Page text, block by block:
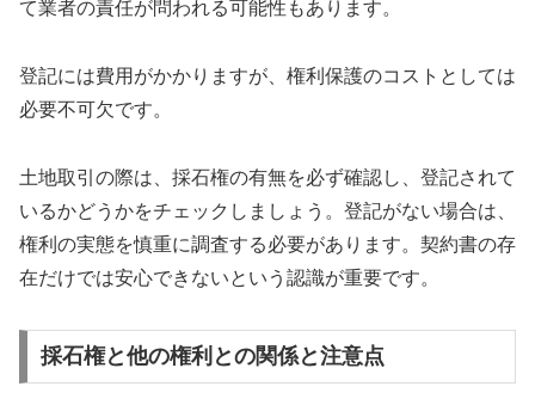
て業者の責任が問われる可能性もあります。
登記には費用がかかりますが、権利保護のコストとしては
必要不可欠です。
土地取引の際は、採石権の有無を必ず確認し、登記されて
いるかどうかをチェックしましょう。登記がない場合は、
権利の実態を慎重に調査する必要があります。契約書の存
在だけでは安心できないという認識が重要です。
採石権と他の権利との関係と注意点